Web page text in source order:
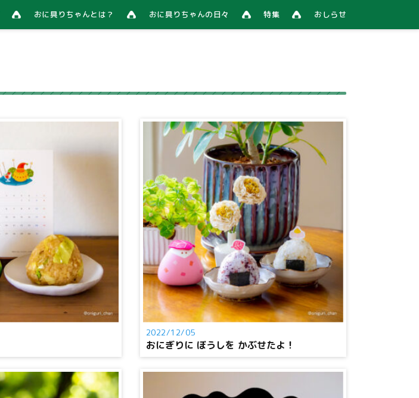
おに具りちゃんとは？ おに具りちゃんの日々 特集 おしらせ
2022/12/05
おにぎりに ぼうしを かぶせたよ！